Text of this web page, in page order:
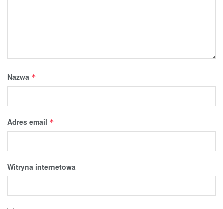
Nazwa *
Adres email *
Witryna internetowa